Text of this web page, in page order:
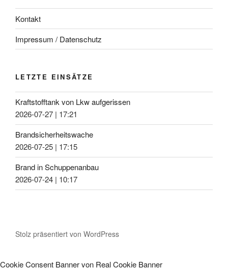
Kontakt
Impressum / Datenschutz
LETZTE EINSÄTZE
Kraftstofftank von Lkw aufgerissen
2026-07-27 | 17:21
Brandsicherheitswache
2026-07-25 | 17:15
Brand in Schuppenanbau
2026-07-24 | 10:17
Stolz präsentiert von WordPress
Cookie Consent Banner von Real Cookie Banner